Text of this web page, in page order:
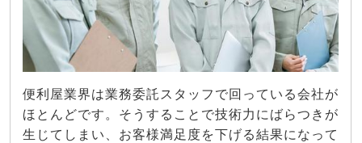
便利屋業界は業務委託スタッフで回っている会社が
ほとんどです。そうすることで技術力にばらつきが
生じてしまい、お客様満足度を下げる結果になって